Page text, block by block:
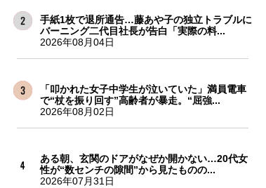
手紙1枚で退所通告…藤あや子の独立トラブルに
バーニング二代目社長が告白「実際の料...
2026年08月04日
「叩かれた女子中学生が泣いていた」満員電車
で“杖を振り回す”高齢者が暴走。“屈強...
2026年08月02日
ある朝、玄関のドアがなぜか開かない…20代女
性が“数センチの隙間”から見たものの...
2026年07月31日